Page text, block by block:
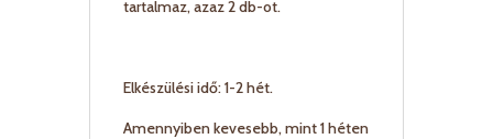
tartalmaz, azaz 2 db-ot.
Elkészülési idő: 1-2 hét.
Amennyiben kevesebb, mint 1 héten